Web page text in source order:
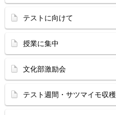
テストに向けて
授業に集中
文化部激励会
テスト週間・サツマイモ収穫